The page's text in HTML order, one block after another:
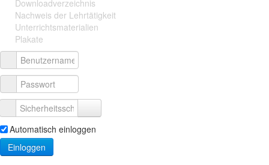
Downloadverzeichnis
Nachweis der Lehrtätigkeit
Unterrichtsmaterialien
Plakate
Automatisch einloggen
Einloggen